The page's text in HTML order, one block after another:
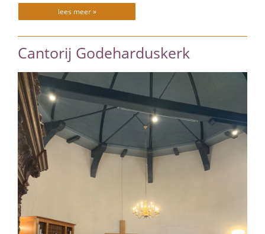
lees meer »
Cantorij Godeharduskerk